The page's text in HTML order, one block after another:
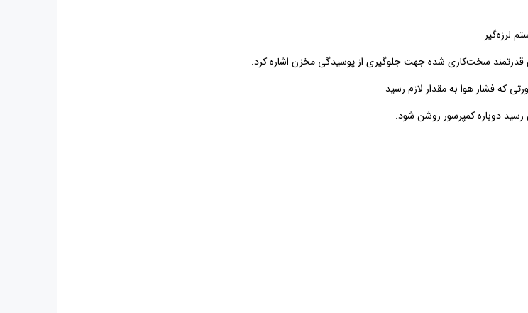
لرزه‌گیر
سخت‌کاری شده جهت جلوگیری از پوسیدگی مخزن اشاره کرد.
دوباره کمپرسور روشن شود.